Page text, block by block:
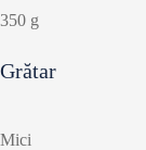
350 g
Grătar
Mici